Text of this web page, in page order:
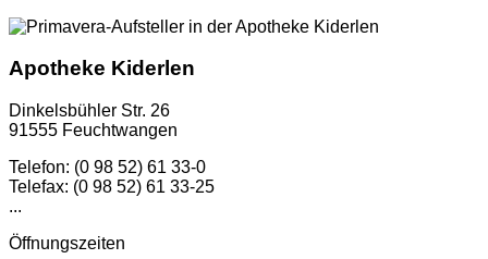
Apotheke Kiderlen
Dinkelsbühler Str. 26
91555 Feuchtwangen
Telefon: (0 98 52) 61 33-0
Telefax: (0 98 52) 61 33-25
...
Öffnungszeiten